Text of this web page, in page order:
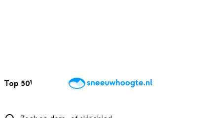
Top 50Webcams WintersportweerKaarten